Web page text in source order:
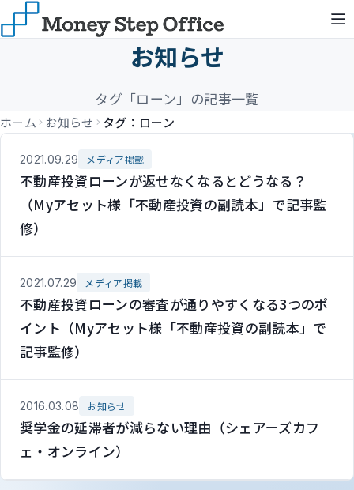
お知らせ
タグ「ローン」の記事一覧
ホーム お知らせ タグ：ローン
2021.09.29 メディア掲載
不動産投資ローンが返せなくなるとどうなる？
（Myアセット様「不動産投資の副読本」で記事監
修）
2021.07.29 メディア掲載
不動産投資ローンの審査が通りやすくなる3つのポ
イント（Myアセット様「不動産投資の副読本」で
記事監修）
2016.03.08 お知らせ
奨学金の延滞者が減らない理由（シェアーズカフ
ェ・オンライン）